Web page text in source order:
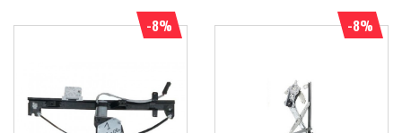
-8% -8%